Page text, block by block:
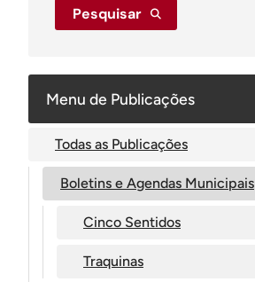
Pesquisar
Menu de Publicações
Todas as Publicações
Boletins e Agendas Municipais
Cinco Sentidos
Traquinas